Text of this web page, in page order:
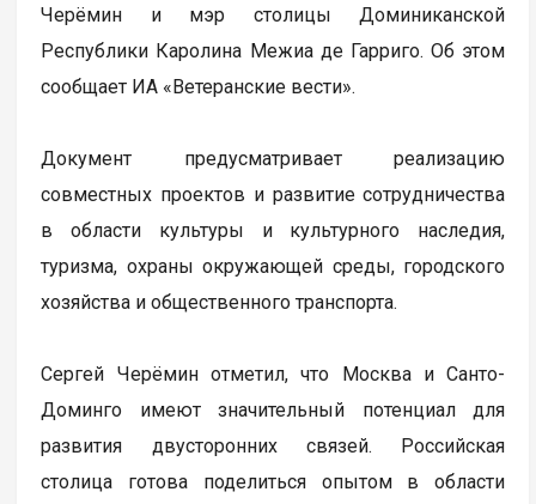
Черёмин и мэр столицы Доминиканской
Республики Каролина Межиа де Гарриго. Об этом
сообщает ИА «Ветеранские вести».
Документ предусматривает реализацию
совместных проектов и развитие сотрудничества
в области культуры и культурного наследия,
туризма, охраны окружающей среды, городского
хозяйства и общественного транспорта.
Сергей Черёмин отметил, что Москва и Санто-
Доминго имеют значительный потенциал для
развития двусторонних связей. Российская
столица готова поделиться опытом в области